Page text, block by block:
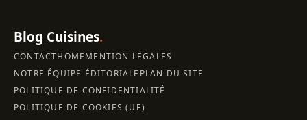
Blog Cuisines.
CONTACTHOMEMENTION LÉGALES
NOTRE ÉQUIPE ÉDITORIALE PLAN DU SITE
POLITIQUE DE CONFIDENTIALITÉ
POLITIQUE DE COOKIES (UE)